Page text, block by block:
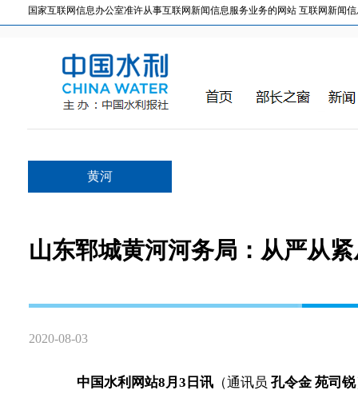
国家互联网信息办公室准许从事互联网新闻信息服务业务的网站 互联网新闻信
黄河
山东郓城黄河河务局：从严从
2020-08-03
中国水利网站8月3日讯 （通讯员 孔令金 苑司锐